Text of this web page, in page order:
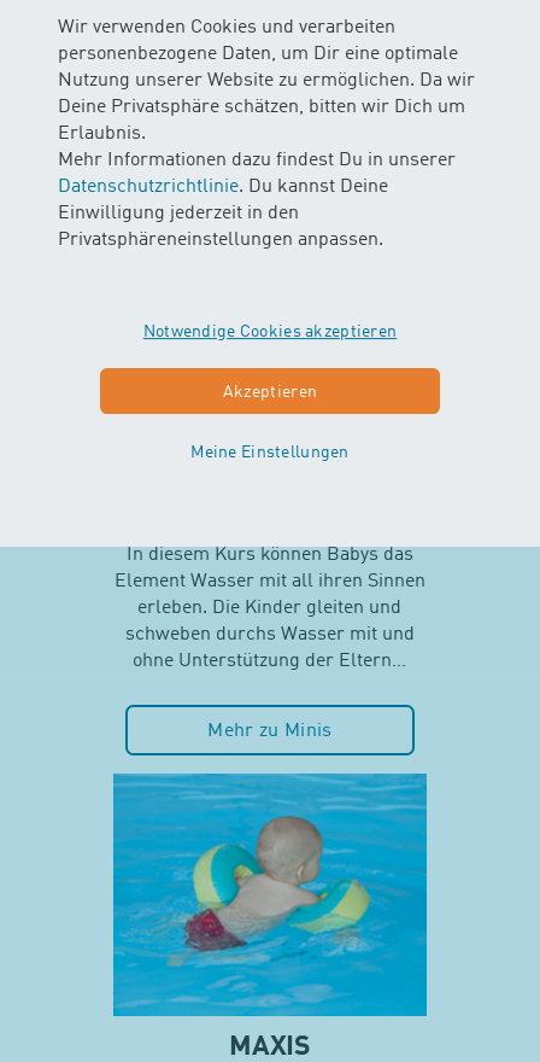
Wir verwenden Cookies und verarbeiten
personenbezogene Daten, um Dir eine optimale
Nutzung unserer Website zu ermöglichen. Da wir
Deine Privatsphäre schätzen, bitten wir Dich um
Erlaubnis.
Mehr Informationen dazu findest Du in unserer
Datenschutzrichtlinie. Du kannst Deine
Einwilligung jederzeit in den
Privatsphäreneinstellungen anpassen.
Notwendige Cookies akzeptieren
Akzeptieren
Meine Einstellungen
MINIS
In diesem Kurs können Babys das
Element Wasser mit all ihren Sinnen
erleben. Die Kinder gleiten und
schweben durchs Wasser mit und
ohne Unterstützung der Eltern…
Mehr zu Minis
MAXIS